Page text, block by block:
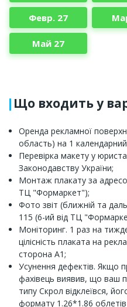
Февр. 27
Май 27
Що входить у
Оренда рекламної
область) на 1 календарний
Перевірка макету у юриста
Законодавству України;
Монтаж плакату за
ТЦ "Формаркет");
Фото звіт (ближній та
115 (6-ий від ТЦ
Моніторинг. 1 раз на
цілісність плаката на
сторона А1;
Усунення дефектів. Якщо
фахівець виявив, що ваш
типу Скрол відклеївся,
формату 1.26*1.86